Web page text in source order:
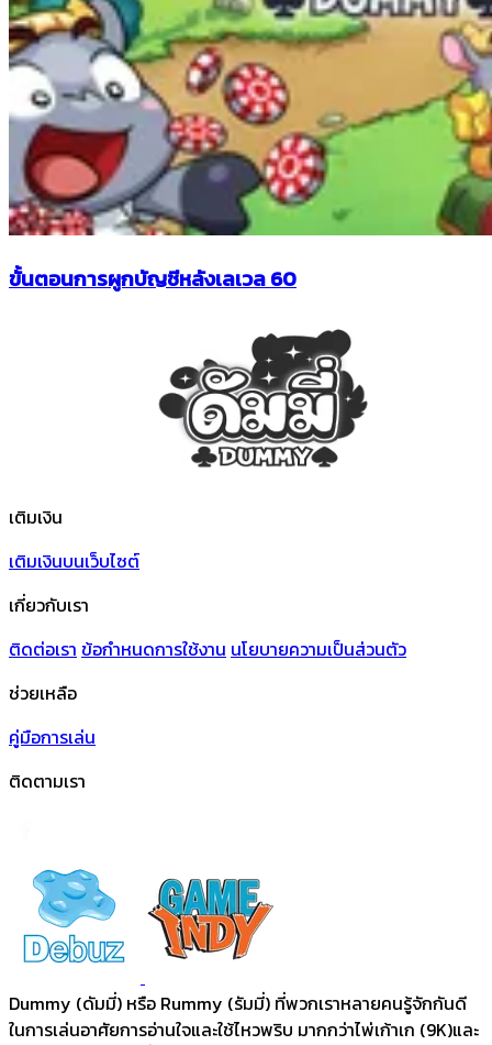
ขั้นตอนการผูกบัญชีหลังเลเวล 60
เติมเงิน
เติมเงินบนเว็บไซต์
เกี่ยวกับเรา
ติดต่อเรา ข้อกําหนดการใช้งาน นโยบายความเป็นส่วนตัว
ช่วยเหลือ
คู่มือการเล่น
ติดตามเรา
Dummy (ดัมมี่) หรือ Rummy (รัมมี่) ที่พวกเราหลายคนรู้จักกันดี
ในการเล่นอาศัยการอ่านใจและใช้ไหวพริบ มากกว่าไพ่เก้าเก (9K)และ